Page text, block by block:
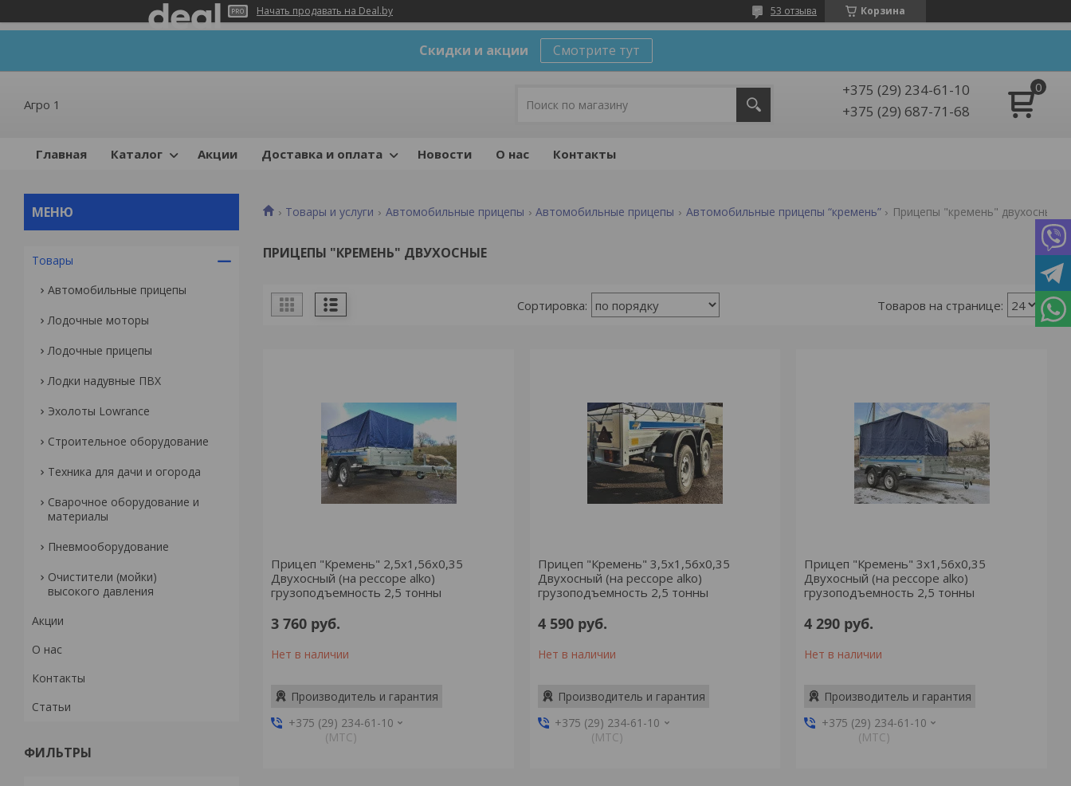
Начать продавать на Deal.by Корзина
53 отзыва
Скидки и акции Смотрите тут
Агро 1
+375 (29) 234-61-10
+375 (29) 687-71-68
Главная Каталог Акции Доставка и оплата Новости О нас Контакты
Товары и услуги Автомобильные прицепы Автомобильные прицепы Автомобильные прицепы “кремень” Прицепы "кремень" двухосные
ПРИЦЕПЫ "КРЕМЕНЬ" ДВУХОСНЫЕ
Прицеп "Кремень" 2,5х1,56х0,35
Двухосный (на рессоре alko)
грузоподъемность 2,5 тонны
3 760 руб.
Нет в наличии
Производитель и гарантия
+375 (29) 234-61-10
(MTС)
Прицеп "Кремень" 3,5х1,56х0,35
Двухосный (на рессоре alko)
грузоподъемность 2,5 тонны
4 590 руб.
Нет в наличии
Производитель и гарантия
+375 (29) 234-61-10
(MTС)
Прицеп "Кремень" 3х1,56х0,35
Двухосный (на рессоре alko)
грузоподъемность 2,5 тонны
4 290 руб.
Нет в наличии
Производитель и гарантия
+375 (29) 234-61-10
(MTС)
Товары
Автомобильные прицепы
Лодочные моторы
Лодочные прицепы
Лодки надувные ПВХ
Эхолоты Lowrance
Строительное оборудование
Техника для дачи и огорода
Сварочное оборудование и
материалы
Пневмооборудование
Очистители (мойки)
высокого давления
Акции
О нас
Контакты
Статьи
ФИЛЬТРЫ